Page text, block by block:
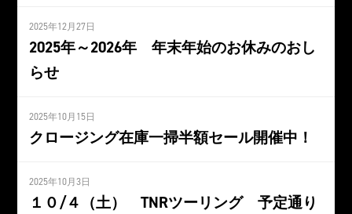
2025年12月27日
2025年～2026年 年末年始のお休みのおし
らせ
2025年10月15日
クロージング在庫一掃半額セール開催中！
2025年10月3日
１０/４（土） TNRツーリング 予定通り